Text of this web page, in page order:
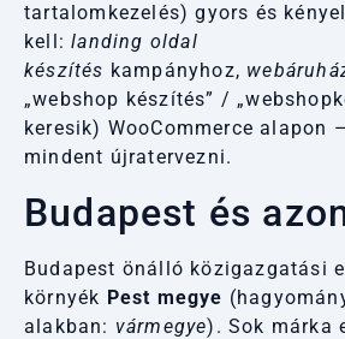
tartalomkezelés) gyors és
kell:landing oldal
készítés kampányhoz,
„webshop készítés” /
keresik) WooCommerce alapon
mindent újratervezni.
Budapest és
Budapest önálló közigazgatási
környék Pest megye
alakban: vármegye). Sok márka